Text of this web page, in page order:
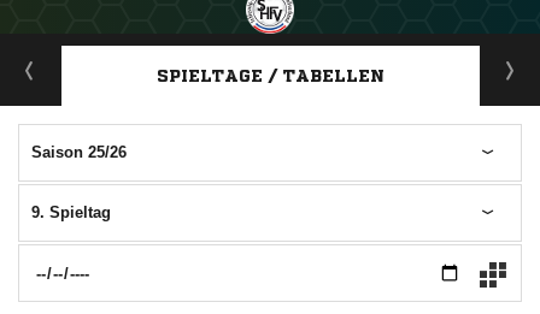
ANZEIGE
SPIELTAGE / TABELLEN
Saison 25/26
9. Spieltag